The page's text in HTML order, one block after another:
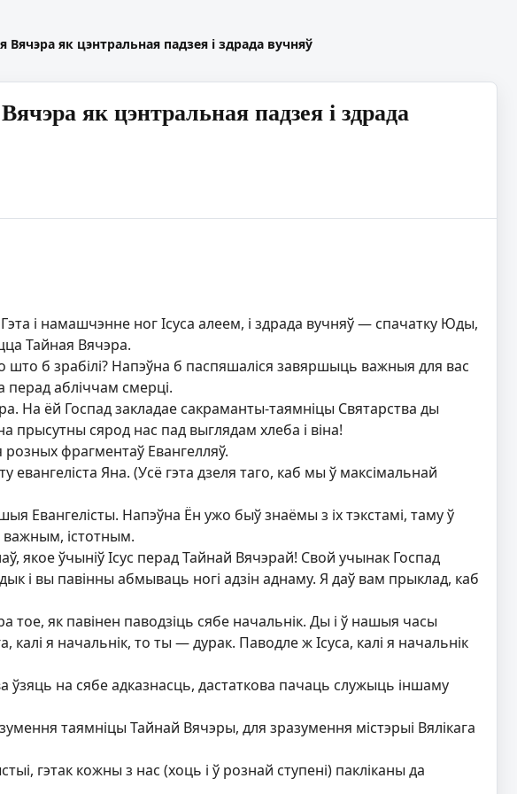
як цэнтральная падзея і здрада вучняў
як цэнтральная падзея і здрада
і намашчэнне ног Ісуса алеем, і здрада вучняў — спачатку Юды,
Тайная Вячэра.
што б зрабілі? Напэўна б паспяшаліся завяршыць важныя для вас
абліччам смерці.
На ёй Госпад закладае сакраманты-таямніцы Святарства ды
прысутны сярод нас пад выглядам хлеба і віна!
фрагментаў Евангелляў.
евангеліста Яна. (Усё гэта дзеля таго, каб мы ў максімальнай
Евангелісты. Напэўна Ён ужо быў знаёмы з іх тэкстамі, таму ў
важным, істотным.
якое ўчыніў Ісус перад Тайнай Вячэрай! Свой учынак Госпад
і вы павінны абмываць ногі адзін аднаму. Я даў вам прыклад, каб
тое, як павінен паводзіць сябе начальнік. Ды і ў нашыя часы
я начальнік, то ты — дурак. Паводле ж Ісуса, калі я начальнік
ўзяць на сябе адказнасць, дастаткова пачаць служыць іншаму
таямніцы Тайнай Вячэры, для зразумення містэрыі Вялікага
гэтак кожны з нас (хоць і ў рознай ступені) пакліканы да